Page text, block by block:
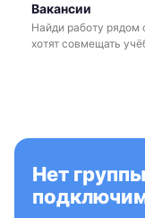
Вакансии
Найди работу рядом
хотят совмещать
Нет